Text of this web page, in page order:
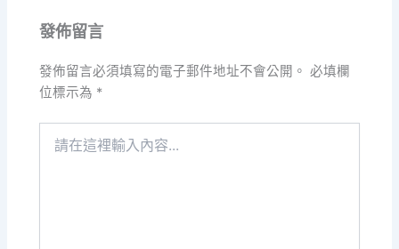
發佈留言
發佈留言必須填寫的電子郵件地址不會公開。 必填欄
位標示為 *